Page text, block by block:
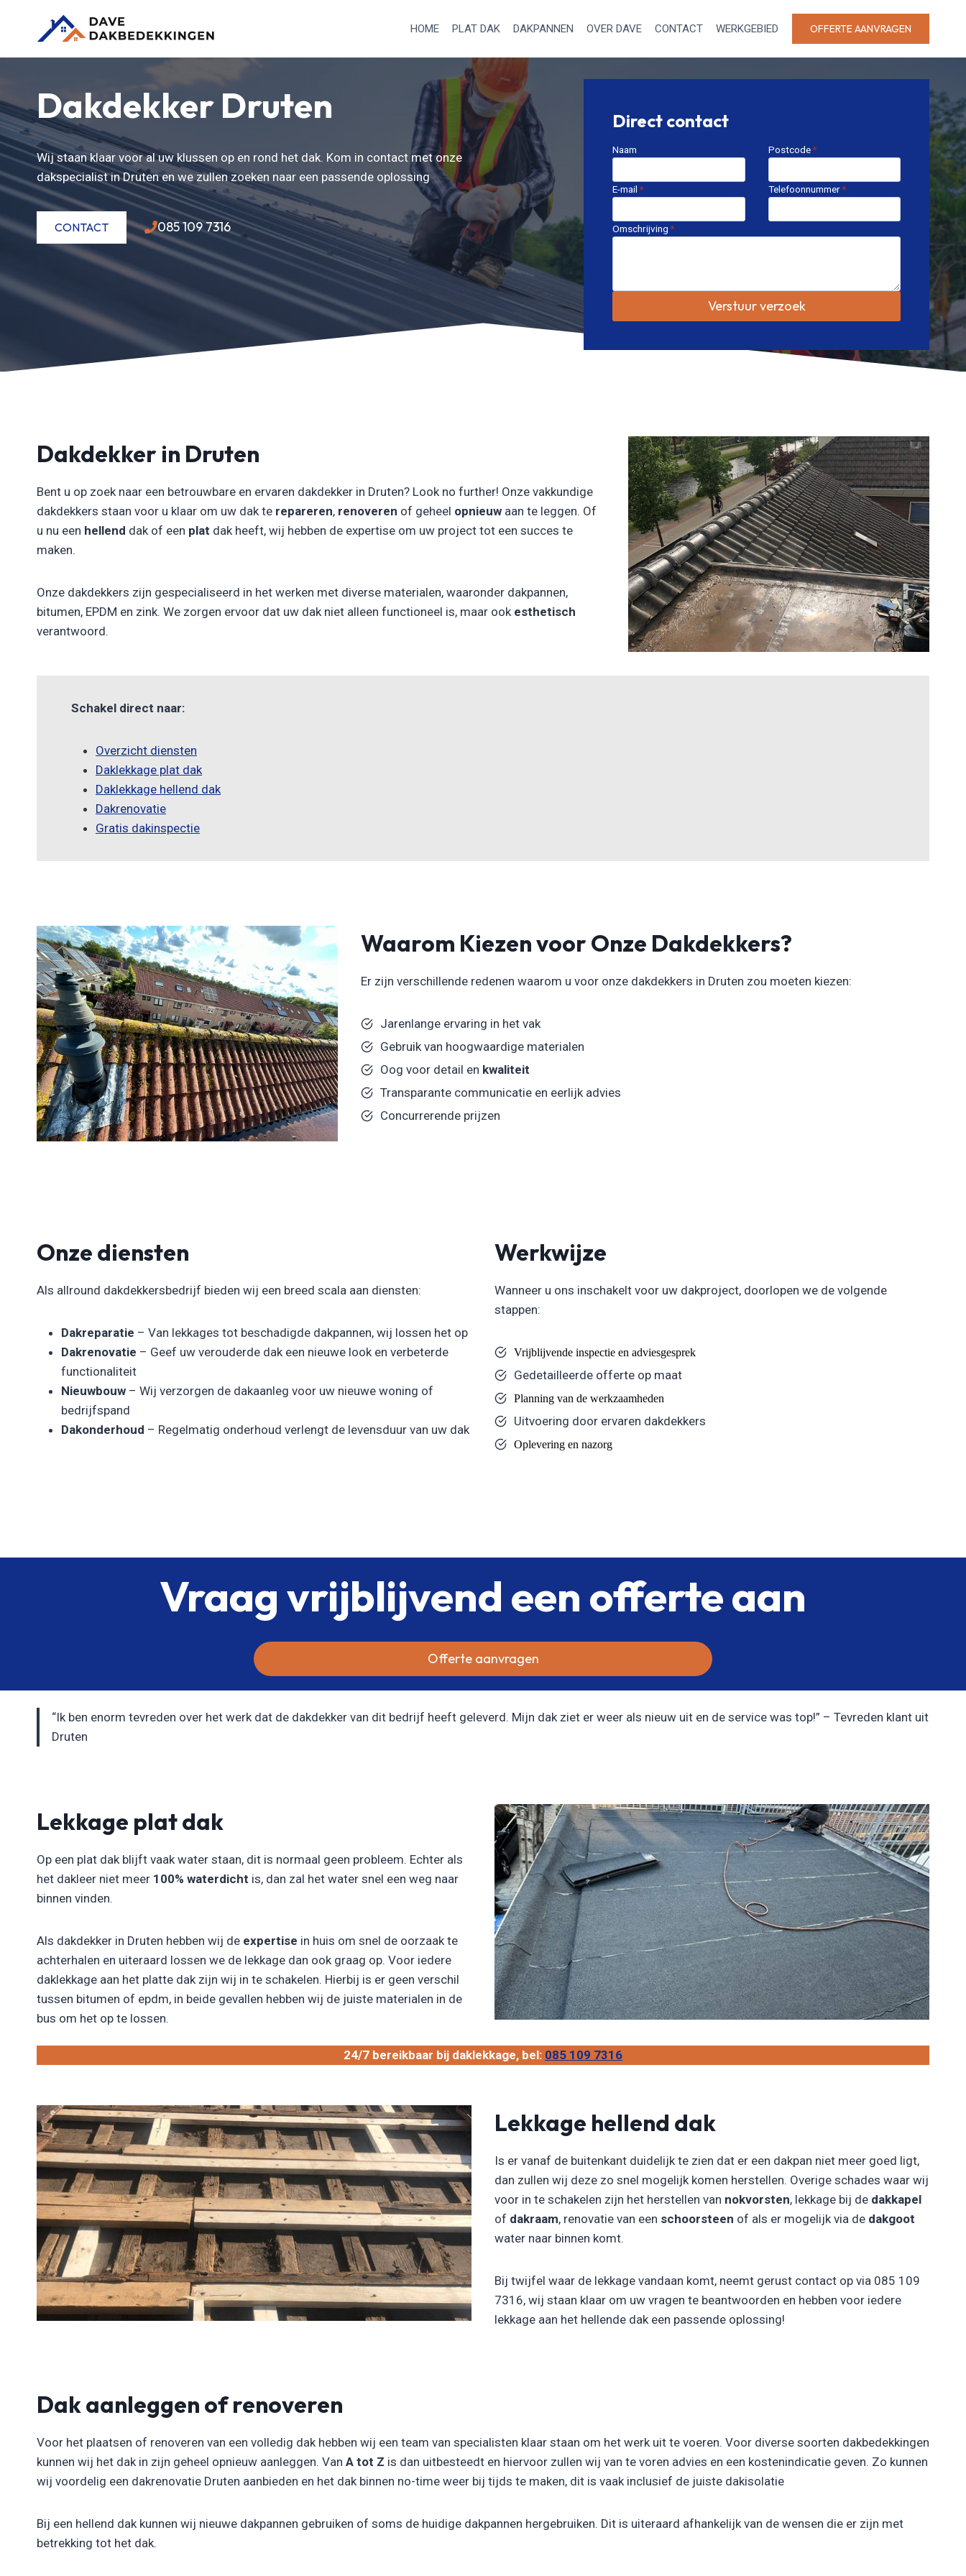
HOME PLAT DAK DAKPANNEN OVER DAVE CONTACT WERKGEBIED OFFERTE AANVRAGEN
Dakdekker Druten
Wij staan klaar voor al uw klussen op en rond het dak. Kom in contact met onze
dakspecialist in Druten en we zullen zoeken naar een passende oplossing
CONTACT 085 109 7316
Direct contact
Naam
E-mail*
Postcode*
Telefoonnummer*
Omschrijving*
Verstuur verzoek
Dakdekker in Druten
Bent u op zoek naar een betrouwbare en ervaren dakdekker in Druten? Look no further! Onze vakkundige
dakdekkers staan voor u klaar om uw dak te repareren, renoveren of geheel opnieuw aan te leggen. Of
u nu een hellend dak of een plat dak heeft, wij hebben de expertise om uw project tot een succes te
maken.
Onze dakdekkers zijn gespecialiseerd in het werken met diverse materialen, waaronder dakpannen,
bitumen, EPDM en zink. We zorgen ervoor dat uw dak niet alleen functioneel is, maar ook esthetisch
verantwoord.
Schakel direct naar:
Overzicht diensten
Daklekkage plat dak
Daklekkage hellend dak
Dakrenovatie
Gratis dakinspectie
Waarom Kiezen voor Onze Dakdekkers?
Er zijn verschillende redenen waarom u voor onze dakdekkers in Druten zou moeten kiezen:
Jarenlange ervaring in het vak
Gebruik van hoogwaardige materialen
Oog voor detail en kwaliteit
Transparante communicatie en eerlijk advies
Concurrerende prijzen
Onze diensten
Als allround dakdekkersbedrijf bieden wij een breed scala aan diensten:
Dakreparatie – Van lekkages tot beschadigde dakpannen, wij lossen het op
Dakrenovatie – Geef uw verouderde dak een nieuwe look en verbeterde
functionaliteit
Nieuwbouw – Wij verzorgen de dakaanleg voor uw nieuwe woning of
bedrijfspand
Dakonderhoud – Regelmatig onderhoud verlengt de levensduur van uw dak
Werkwijze
Wanneer u ons inschakelt voor uw dakproject, doorlopen we de volgende
stappen:
Vrijblijvende inspectie en adviesgesprek
Gedetailleerde offerte op maat
Planning van de werkzaamheden
Uitvoering door ervaren dakdekkers
Oplevering en nazorg
Vraag vrijblijvend een offerte aan
Offerte aanvragen
“Ik ben enorm tevreden over het werk dat de dakdekker van dit bedrijf heeft geleverd. Mijn dak ziet er weer als nieuw uit en de service was top!” – Tevreden klant uit
Druten
Lekkage plat dak
Op een plat dak blijft vaak water staan, dit is normaal geen probleem. Echter als
het dakleer niet meer 100% waterdicht is, dan zal het water snel een weg naar
binnen vinden.
Als dakdekker in Druten hebben wij de expertise in huis om snel de oorzaak te
achterhalen en uiteraard lossen we de lekkage dan ook graag op. Voor iedere
daklekkage aan het platte dak zijn wij in te schakelen. Hierbij is er geen verschil
tussen bitumen of epdm, in beide gevallen hebben wij de juiste materialen in de
bus om het op te lossen.
24/7 bereikbaar bij daklekkage, bel: 085 109 7316
Lekkage hellend dak
Is er vanaf de buitenkant duidelijk te zien dat er een dakpan niet meer goed ligt,
dan zullen wij deze zo snel mogelijk komen herstellen. Overige schades waar wij
voor in te schakelen zijn het herstellen van nokvorsten, lekkage bij de dakkapel
of dakraam, renovatie van een schoorsteen of als er mogelijk via de dakgoot
water naar binnen komt.
Bij twijfel waar de lekkage vandaan komt, neemt gerust contact op via 085 109
7316, wij staan klaar om uw vragen te beantwoorden en hebben voor iedere
lekkage aan het hellende dak een passende oplossing!
Dak aanleggen of renoveren
Voor het plaatsen of renoveren van een volledig dak hebben wij een team van specialisten klaar staan om het werk uit te voeren. Voor diverse soorten dakbedekkingen
kunnen wij het dak in zijn geheel opnieuw aanleggen. Van A tot Z is dan uitbesteedt en hiervoor zullen wij van te voren advies en een kostenindicatie geven. Zo kunnen
wij voordelig een dakrenovatie Druten aanbieden en het dak binnen no-time weer bij tijds te maken, dit is vaak inclusief de juiste dakisolatie
Bij een hellend dak kunnen wij nieuwe dakpannen gebruiken of soms de huidige dakpannen hergebruiken. Dit is uiteraard afhankelijk van de wensen die er zijn met
betrekking tot het dak.